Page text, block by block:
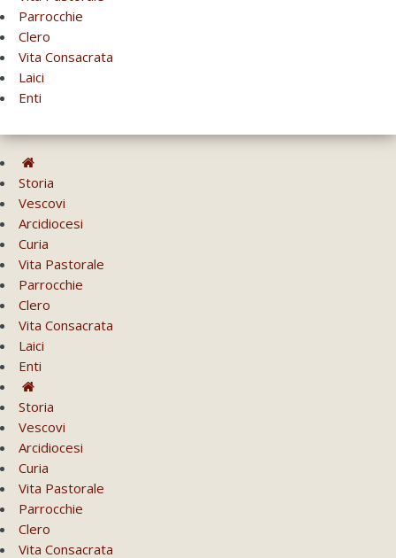
Parrocchie
Clero
Vita Consacrata
Laici
Enti
Storia
Vescovi
Arcidiocesi
Curia
Vita Pastorale
Parrocchie
Clero
Vita Consacrata
Laici
Enti
Storia
Vescovi
Arcidiocesi
Curia
Vita Pastorale
Parrocchie
Clero
Vita Consacrata